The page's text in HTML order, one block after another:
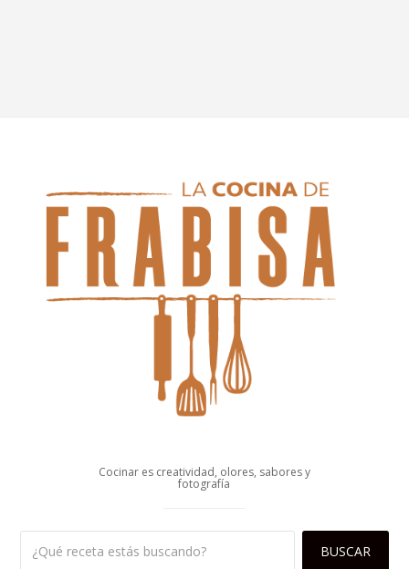
Cocinar es creatividad, olores, sabores y
fotografía